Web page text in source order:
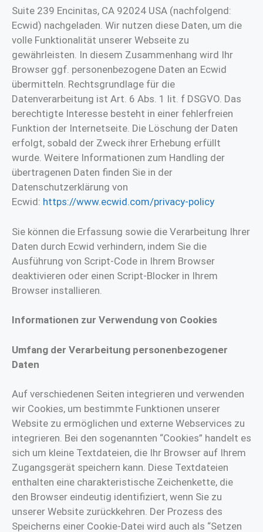
Suite 239 Encinitas, CA 92024 USA (nachfolgend:
Ecwid) nachgeladen. Wir nutzen diese Daten, um die
volle Funktionalität unserer Webseite zu
gewährleisten. In diesem Zusammenhang wird Ihr
Browser ggf. personenbezogene Daten an Ecwid
übermitteln. Rechtsgrundlage für die
Datenverarbeitung ist Art. 6 Abs. 1 lit. f DSGVO. Das
berechtigte Interesse besteht in einer fehlerfreien
Funktion der Internetseite. Die Löschung der Daten
erfolgt, sobald der Zweck ihrer Erhebung erfüllt
wurde. Weitere Informationen zum Handling der
übertragenen Daten finden Sie in der
Datenschutzerklärung von
Ecwid: https://www.ecwid.com/privacy-policy
Sie können die Erfassung sowie die Verarbeitung Ihrer
Daten durch Ecwid verhindern, indem Sie die
Ausführung von Script-Code in Ihrem Browser
deaktivieren oder einen Script-Blocker in Ihrem
Browser installieren.
Informationen zur Verwendung von Cookies
Umfang der Verarbeitung personenbezogener
Daten
Auf verschiedenen Seiten integrieren und verwenden
wir Cookies, um bestimmte Funktionen unserer
Website zu ermöglichen und externe Webservices zu
integrieren. Bei den sogenannten “Cookies” handelt es
sich um kleine Textdateien, die Ihr Browser auf Ihrem
Zugangsgerät speichern kann. Diese Textdateien
enthalten eine charakteristische Zeichenkette, die
den Browser eindeutig identifiziert, wenn Sie zu
unserer Website zurückkehren. Der Prozess des
Speicherns einer Cookie-Datei wird auch als “Setzen